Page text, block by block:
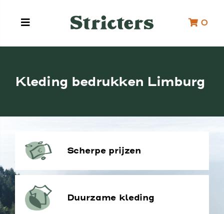
0
Kleding bedrukken Limburg
Scherpe prijzen
Duurzame kleding